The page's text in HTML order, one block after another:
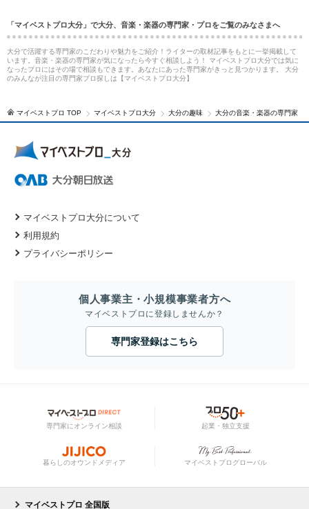
「マイベストプロ大分」で大分、音楽・楽器の専門家・プロをご覧のみなさまへ
大分で活躍する専門家のこだわりや魅力をご紹介！ライターの取材記事をもとに一挙掲載して
います。音楽・楽器の専門家が気になったら今すぐ相談しよう！ マイベストプロ大分では気に
なったプロにはその場で相談もできます。あなたにあった専門家がきっと見つかります。 大分
のみんなが注目の専門家プロ探しは【マイベストプロ大分】
マイベストプロ TOP マイベストプロ大分 大分の趣味 大分の音楽・楽器の専門家
マイベストプロ大分について
利用規約
プライバシーポリシー
個人事業主・小規模事業者方へ
マイベストプロに登録しませんか？
専門家登録はこちら
専門家にオンライン相談 起業・独立支援
暮らしのオウンドメディア マイベストプログローバル
マイベストプロ 全国版